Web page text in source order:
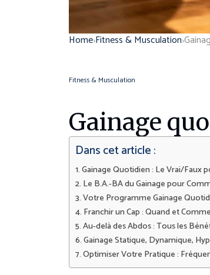
HomeFitness & Musculation
Fitness & Musculation
Gainage
Dans cet article :
Gainage Quotidien : Le Vrai/Faux
Le B.A.-BA du Gainage pour
Votre Programme Gainage
Franchir un Cap : Quand et
Au-delà des Abdos : Tous les
Gainage Statique, Dynamique,
Optimiser Votre Pratique :